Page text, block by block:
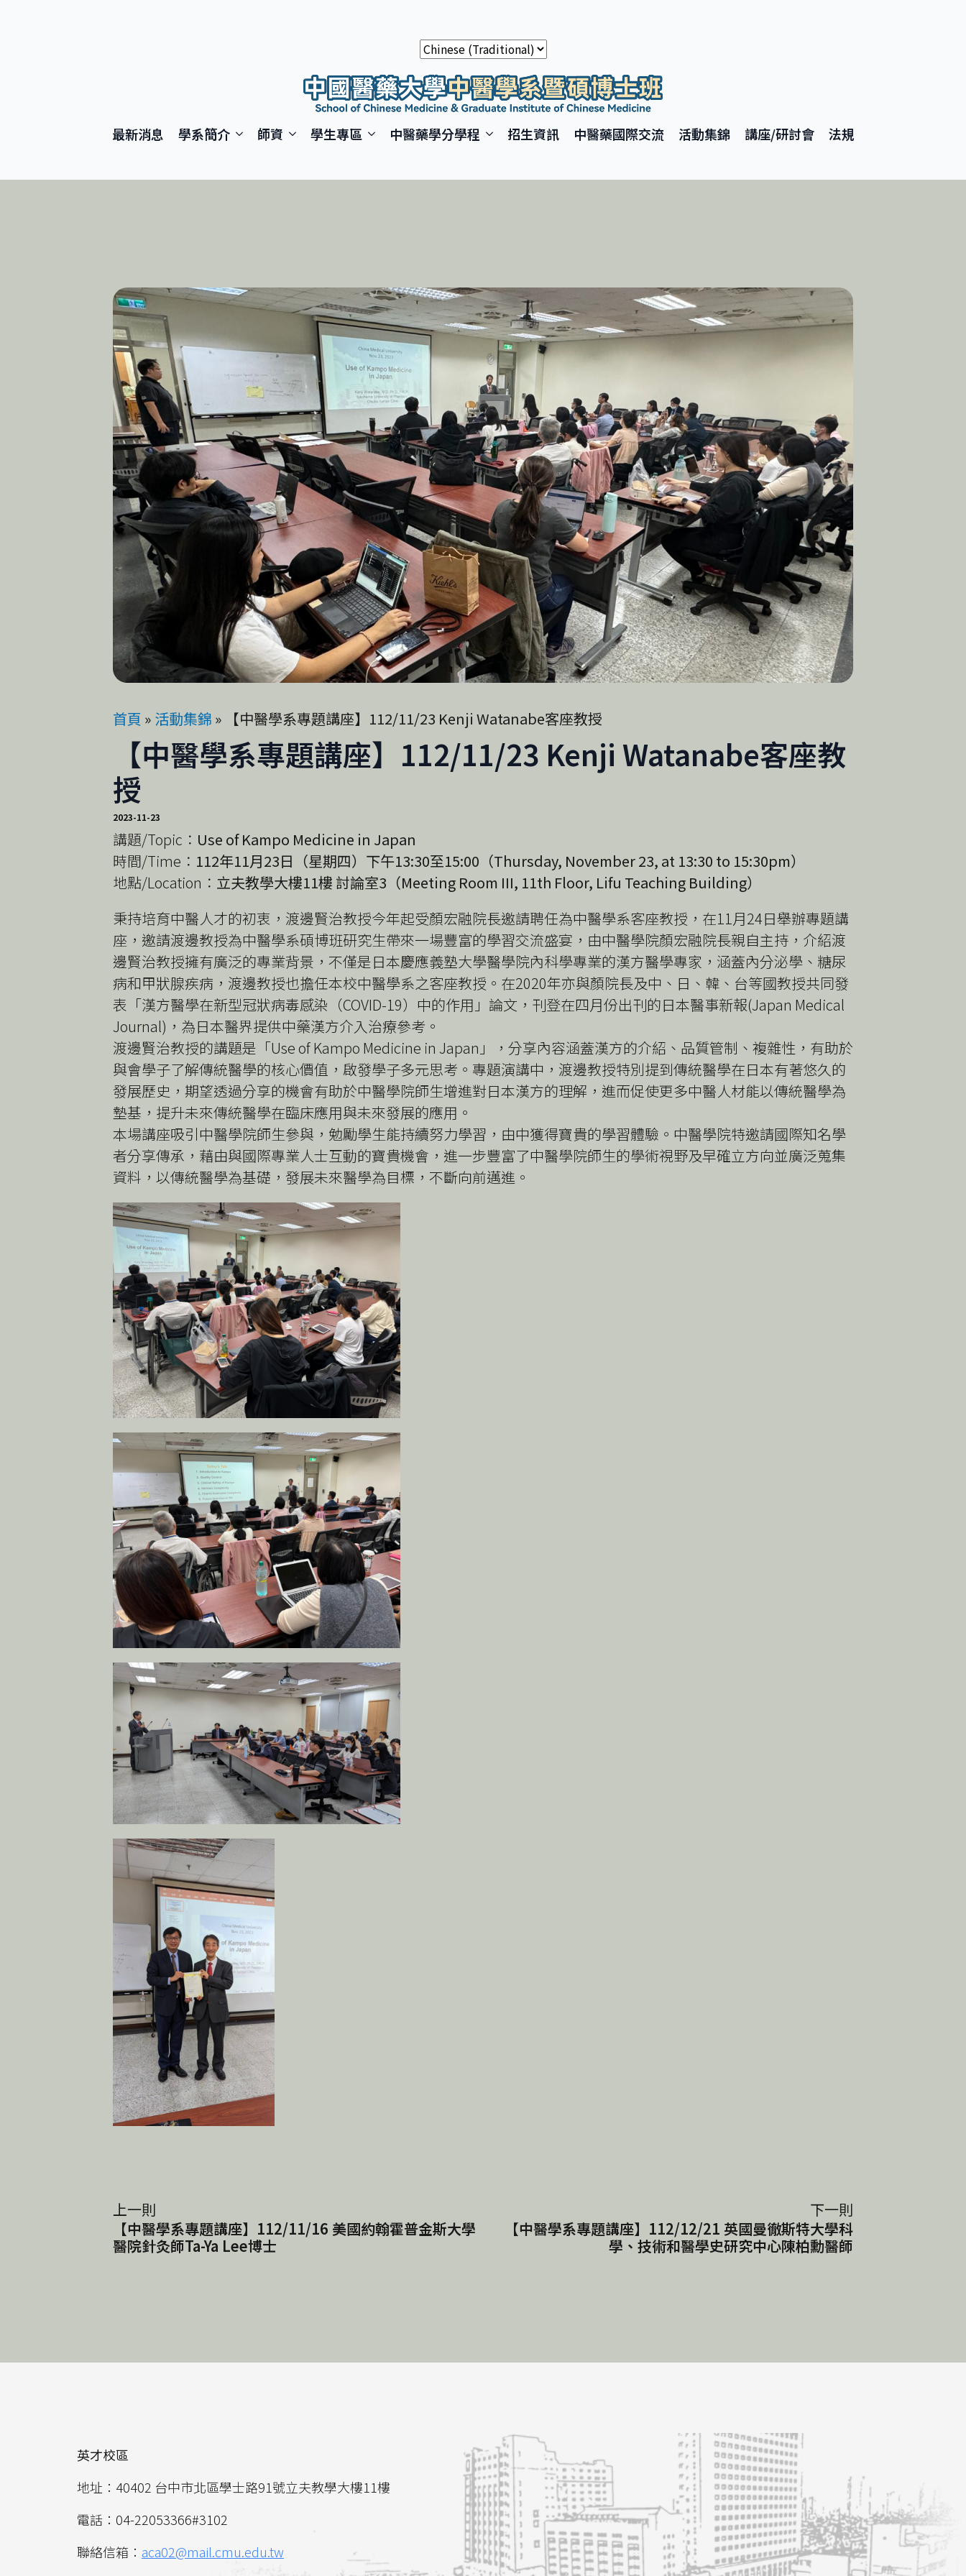
最新消息 學系簡介 師資 學生專區 中醫藥學分學程 招生資訊 中醫藥國際交流 活動集錦 講座/研討會 法規
首頁 » 活動集錦 » 【中醫學系專題講座】112/11/23 Kenji Watanabe客座教授
【中醫學系專題講座】112/11/23 Kenji Watanabe客座教
授
2023-11-23
講題/Topic： Use of Kampo Medicine in Japan
時間/Time： 112年11月23日（星期四）下午13:30至15:00（Thursday, November 23, at 13:30 to 15:30pm）
地點/Location： 立夫教學大樓11樓 討論室3（Meeting Room III, 11th Floor, Lifu Teaching Building）
秉持培育中醫人才的初衷，渡邊賢治教授今年起受顏宏融院長邀請聘任為中醫學系客座教授，在11月24日舉辦專題講
座，邀請渡邊教授為中醫學系碩博班研究生帶來一場豐富的學習交流盛宴，由中醫學院顏宏融院長親自主持，介紹渡
邊賢治教授擁有廣泛的專業背景，不僅是日本慶應義塾大學醫學院內科學專業的漢方醫學專家，涵蓋內分泌學、糖尿
病和甲狀腺疾病，渡邊教授也擔任本校中醫學系之客座教授。在2020年亦與顏院長及中、日、韓、台等國教授共同發
表「漢方醫學在新型冠狀病毒感染（COVID-19）中的作用」論文，刊登在四月份出刊的日本醫事新報(Japan Medical
Journal)，為日本醫界提供中藥漢方介入治療參考。
渡邊賢治教授的講題是「Use of Kampo Medicine in Japan」，分享內容涵蓋漢方的介紹、品質管制、複雜性，有助於
與會學子了解傳統醫學的核心價值，啟發學子多元思考。專題演講中，渡邊教授特別提到傳統醫學在日本有著悠久的
發展歷史，期望透過分享的機會有助於中醫學院師生增進對日本漢方的理解，進而促使更多中醫人材能以傳統醫學為
墊基，提升未來傳統醫學在臨床應用與未來發展的應用。
本場講座吸引中醫學院師生參與，勉勵學生能持續努力學習，由中獲得寶貴的學習體驗。中醫學院特邀請國際知名學
者分享傳承，藉由與國際專業人士互動的寶貴機會，進一步豐富了中醫學院師生的學術視野及早確立方向並廣泛蒐集
資料，以傳統醫學為基礎，發展未來醫學為目標，不斷向前邁進。
上一則
【中醫學系專題講座】112/11/16 美國約翰霍普金斯大學
醫院針灸師Ta-Ya Lee博士
下一則
【中醫學系專題講座】112/12/21 英國曼徹斯特大學科
學、技術和醫學史研究中心陳柏勳醫師
英才校區
地址：40402 台中市北區學士路91號立夫教學大樓11樓
電話：04-22053366#3102
聯絡信箱： aca02@mail.cmu.edu.tw